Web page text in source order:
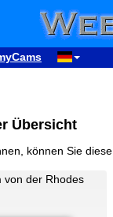
Übersicht
können Sie diese
von der Rhodes